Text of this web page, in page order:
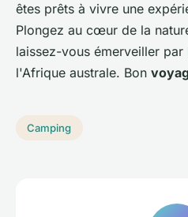
êtes prêts à vivre une
Plongez au cœur de la
laissez-vous émerveiller
l'Afrique australe. Bon
Camping